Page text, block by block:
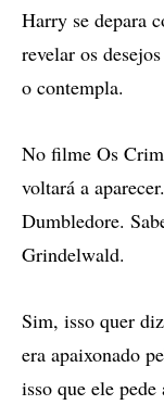
Harry se depara
revelar os
o contempla.
No filme Os
voltará a
Dumbledore.
Grindelwald.
Sim, isso quer
era apaixonado
isso que ele